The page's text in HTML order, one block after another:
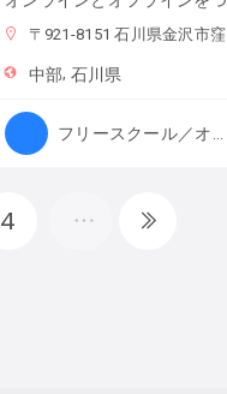
〒921-8151 石川県金沢市窪３丁目１３６−１
中部 石川県
4